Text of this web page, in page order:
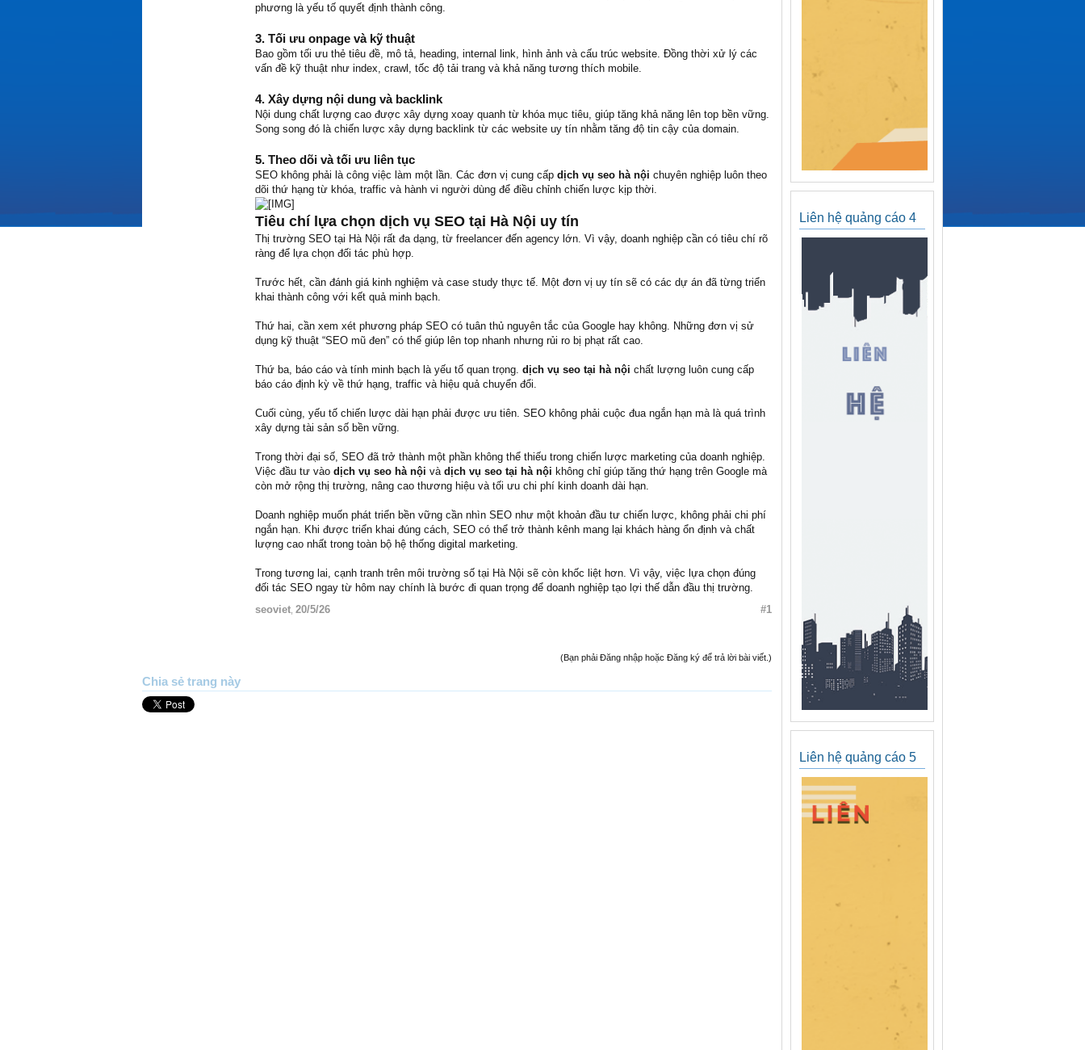
phương là yếu tố quyết định thành công.
3. Tối ưu onpage và kỹ thuật
Bao gồm tối ưu thẻ tiêu đề, mô tả, heading, internal link, hình ảnh và cấu trúc website. Đồng thời xử lý các
vấn đề kỹ thuật như index, crawl, tốc độ tải trang và khả năng tương thích mobile.
4. Xây dựng nội dung và backlink
Nội dung chất lượng cao được xây dựng xoay quanh từ khóa mục tiêu, giúp tăng khả năng lên top bền vững.
Song song đó là chiến lược xây dựng backlink từ các website uy tín nhằm tăng độ tin cậy của domain.
5. Theo dõi và tối ưu liên tục
SEO không phải là công việc làm một lần. Các đơn vị cung cấp dịch vụ seo hà nội chuyên nghiệp luôn theo
dõi thứ hạng từ khóa, traffic và hành vi người dùng để điều chỉnh chiến lược kịp thời.
Tiêu chí lựa chọn dịch vụ SEO tại Hà Nội uy tín
Thị trường SEO tại Hà Nội rất đa dạng, từ freelancer đến agency lớn. Vì vậy, doanh nghiệp cần có tiêu chí rõ
ràng để lựa chọn đối tác phù hợp.
Trước hết, cần đánh giá kinh nghiệm và case study thực tế. Một đơn vị uy tín sẽ có các dự án đã từng triển
khai thành công với kết quả minh bạch.
Thứ hai, cần xem xét phương pháp SEO có tuân thủ nguyên tắc của Google hay không. Những đơn vị sử
dụng kỹ thuật “SEO mũ đen” có thể giúp lên top nhanh nhưng rủi ro bị phạt rất cao.
Thứ ba, báo cáo và tính minh bạch là yếu tố quan trọng. dịch vụ seo tại hà nội chất lượng luôn cung cấp
báo cáo định kỳ về thứ hạng, traffic và hiệu quả chuyển đổi.
Cuối cùng, yếu tố chiến lược dài hạn phải được ưu tiên. SEO không phải cuộc đua ngắn hạn mà là quá trình
xây dựng tài sản số bền vững.
Trong thời đại số, SEO đã trở thành một phần không thể thiếu trong chiến lược marketing của doanh nghiệp.
Việc đầu tư vào dịch vụ seo hà nội và dịch vụ seo tại hà nội không chỉ giúp tăng thứ hạng trên Google mà
còn mở rộng thị trường, nâng cao thương hiệu và tối ưu chi phí kinh doanh dài hạn.
Doanh nghiệp muốn phát triển bền vững cần nhìn SEO như một khoản đầu tư chiến lược, không phải chi phí
ngắn hạn. Khi được triển khai đúng cách, SEO có thể trở thành kênh mang lại khách hàng ổn định và chất
lượng cao nhất trong toàn bộ hệ thống digital marketing.
Trong tương lai, cạnh tranh trên môi trường số tại Hà Nội sẽ còn khốc liệt hơn. Vì vậy, việc lựa chọn đúng
đối tác SEO ngay từ hôm nay chính là bước đi quan trọng để doanh nghiệp tạo lợi thế dẫn đầu thị trường.
seoviet 20/5/26 #1
(Bạn phải Đăng nhập hoặc Đăng ký để trả lời bài viết.)
Chia sẻ trang này
Liên hệ quảng cáo 4
Liên hệ quảng cáo 5